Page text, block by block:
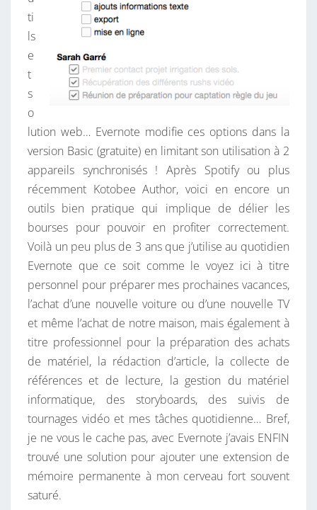
ti
ls
e
t
s
o
lution web… Evernote modifie ces options dans la
version Basic (gratuite) en limitant son utilisation à 2
appareils synchronisés ! Après Spotify ou plus
récemment Kotobee Author, voici en encore un
outils bien pratique qui implique de délier les
bourses pour pouvoir en profiter correctement.
Voilà un peu plus de 3 ans que j’utilise au quotidien
Evernote que ce soit comme le voyez ici à titre
personnel pour préparer mes prochaines vacances,
l’achat d’une nouvelle voiture ou d’une nouvelle TV
et même l’achat de notre maison, mais également à
titre professionnel pour la préparation des achats
de matériel, la rédaction d’article, la collecte de
références et de lecture, la gestion du matériel
informatique, des storyboards, des suivis de
tournages vidéo et mes tâches quotidienne… Bref,
je ne vous le cache pas, avec Evernote j’avais ENFIN
trouvé une solution pour ajouter une extension de
mémoire permanente à mon cerveau fort souvent
saturé.